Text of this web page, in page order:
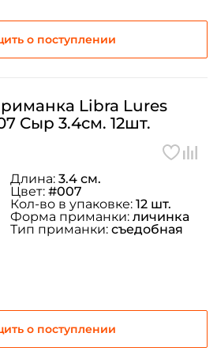
о поступлении
Libra Lures
Сыр 3.4см. 12шт.
о поступлении
Длина: 3.4 см.
Цвет: #007
Кол-во в упаковке: 12 шт.
Форма приманки: личинка
Тип приманки: съедобная